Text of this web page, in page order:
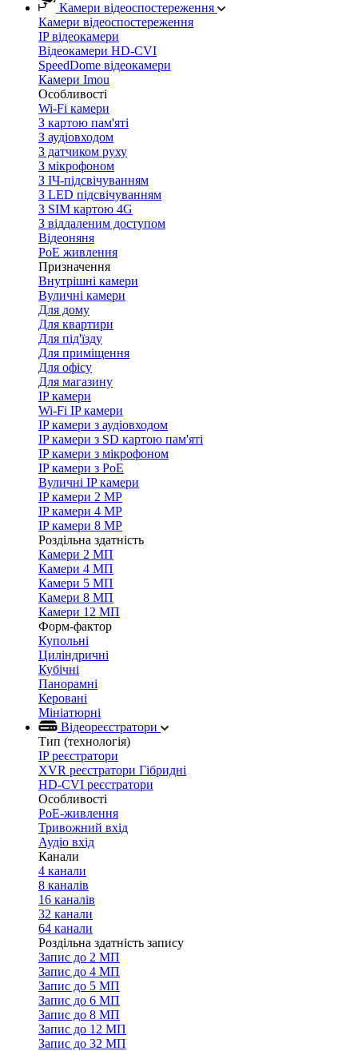
Камери відеоспостереження
Камери відеоспостереження
IP відеокамери
Відеокамери HD-CVI
SpeedDome відеокамери
Камери Imou
Особливості
Wi-Fi камери
З картою пам'яті
З аудіовходом
З датчиком руху
З мікрофоном
З ІЧ-підсвічуванням
З LED підсвічуванням
З SIM картою 4G
З віддаленим доступом
Відеоняня
PoE живлення
Призначення
Внутрішні камери
Вуличні камери
Для дому
Для квартири
Для під'їзду
Для приміщення
Для офісу
Для магазину
IP камери
Wi-Fi IP камери
IP камери з аудіовходом
IP камери з SD картою пам'яті
IP камери з мікрофоном
IP камери з PoE
Вуличні IP камери
IP камери 2 MP
IP камери 4 MP
IP камери 8 MP
Роздільна здатність
Камери 2 МП
Камери 4 МП
Камери 5 МП
Камери 8 МП
Камери 12 МП
Форм-фактор
Купольні
Циліндричні
Кубічні
Панорамні
Керовані
Мініатюрні
Відеореєстратори
Тип (технологія)
IP реєстратори
XVR реєстратори Гібридні
HD-CVI реєстратори
Особливості
PoE-живлення
Тривожний вхід
Аудіо вхід
Канали
4 канали
8 каналів
16 каналів
32 канали
64 канали
Роздільна здатність запису
Запис до 2 МП
Запис до 4 МП
Запис до 5 МП
Запис до 6 МП
Запис до 8 МП
Запис до 12 МП
Запис до 32 МП